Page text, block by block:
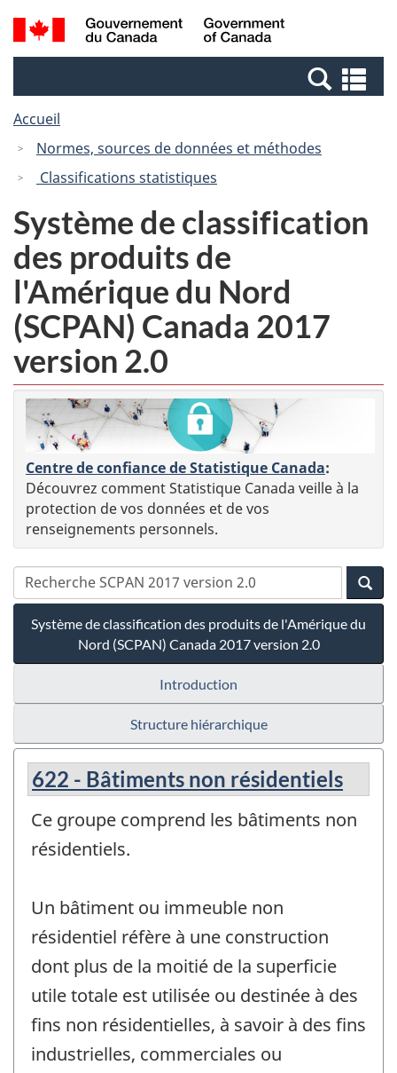
Passer
au
Passer
à
Canada
Recherche
et
et
Accueil
Normes, sources de données et méthodes
Classifications statistiques
Système de classification
des produits de
l'Amérique du Nord
(SCPAN) Canada 2017
version 2.0
Centre de confiance de Statistique Canada:
Découvrez comment Statistique Canada veille à la
protection de vos données et de vos
renseignements personnels.
Système de classification des produits de l'Amérique du
Nord (SCPAN) Canada 2017 version 2.0
Introduction
Structure hiérarchique
622 - Bâtiments non résidentiels
Ce groupe comprend les bâtiments non
résidentiels.
Un bâtiment ou immeuble non
résidentiel réfère à une construction
dont plus de la moitié de la superficie
utile totale est utilisée ou destinée à des
fins non résidentielles, à savoir à des fins
industrielles, commerciales ou